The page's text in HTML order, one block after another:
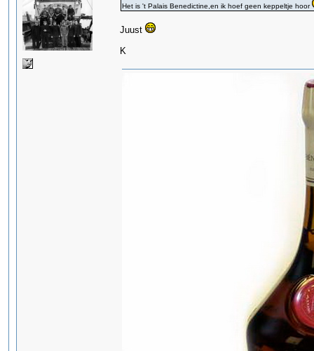
Het is 't Palais Benedictine,en ik hoef geen keppeltje hoor
Juust
K